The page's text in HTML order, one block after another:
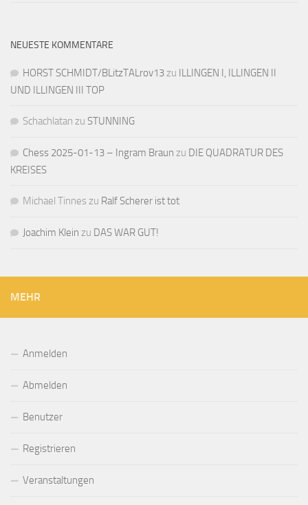
NEUESTE KOMMENTARE
HORST SCHMIDT/BLitzTALrov13zu ILLINGEN I, ILLINGEN II
UND ILLINGEN III TOP
Schachlatan zu STUNNING
Chess 2025-01-13 – Ingram Braun zu DIE QUADRATUR DES
KREISES
Michael Tinnes zu Ralf Scherer ist tot
Joachim Klein zu DAS WAR GUT!
MEHR
Anmelden
Abmelden
Benutzer
Registrieren
Veranstaltungen